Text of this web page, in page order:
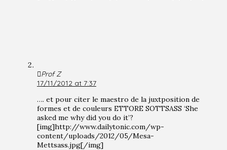
Prof Z
17/11/2012 at 7:37
…. et pour citer le maestro de la juxtposition de
formes et de couleurs ETTORE SOTTSASS ‘She
asked me why did you do it’?
[img]http://www.dailytonic.com/wp-
content/uploads/2012/05/Mesa-
Mettsass.jpg[/img]